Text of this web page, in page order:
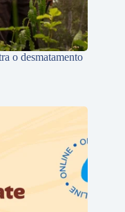
o desmatamento